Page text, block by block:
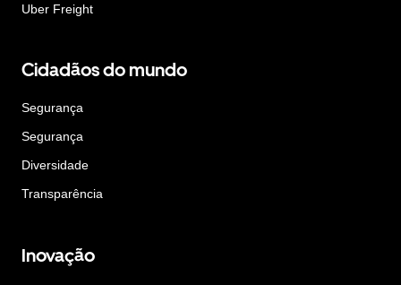
Uber Freight
Cidadãos do mundo
Segurança
Segurança
Diversidade
Transparência
Inovação